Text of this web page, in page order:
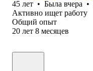
45 лет • Была вчера •
Активно ищет работу
Общий опыт
20 лет 8 месяцев